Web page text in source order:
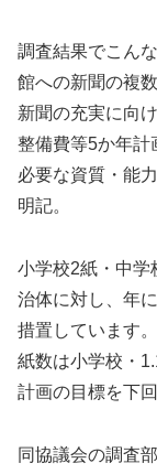
調査結果でこん
館への新聞の複
新聞の充実に向
整備費等5か年計
必要な資質・能
明記。
小学校2紙・中学
治体に対し、年
措置しています
紙数は小学校・
計画の目標を下
同協議会の調査